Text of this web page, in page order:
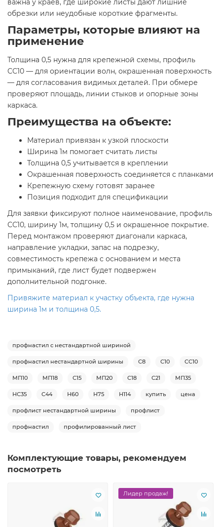
важна у краев, где широкие листы дают лишние
обрезки или неудобные короткие фрагменты.
Параметры, которые влияют на
применение
Толщина 0,5 нужна для крепежной схемы, профиль
СС10 — для ориентации волн, окрашенная поверхность
— для согласования видимых деталей. При обмере
проверяют площадь, линии стыков и опорные зоны
каркаса.
Преимущества на объекте:
Материал привязан к узкой плоскости
Ширина 1м помогает считать листы
Толщина 0,5 учитывается в креплении
Окрашенная поверхность соединяется с планками
Крепежную схему готовят заранее
Позиция подходит для спецификации
Для заявки фиксируют полное наименование, профиль
СС10, ширину 1м, толщину 0,5 и окрашенное покрытие.
Перед монтажом проверяют диагонали каркаса,
направление укладки, запас на подрезку,
совместимость крепежа с основанием и места
примыканий, где лист будет подвержен
дополнительной подгонке.
Привяжите материал к участку объекта, где нужна
ширина 1м и толщина 0,5.
профнастил с нестандартной шириной
профнастил нестандартной ширины С8 С10 СС10
МП10 МП18 С15 МП20 С18 С21 МП35
НС35 С44 Н60 Н75 Н114 купить цена
профлист нестандартной ширины профлист
профнастил профилированный лист
Комплектующие товары, рекомендуем
посмотреть
Лидер продаж!